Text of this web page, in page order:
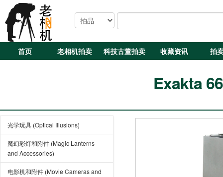
首页 老相机拍卖 科技古董拍卖 收藏资讯 拍
Exakta
光学玩具 (Optical Illusions)
魔幻彩灯和附件 (Magic Lanterns
and Accessories)
电影机和附件 (Movie Cameras and